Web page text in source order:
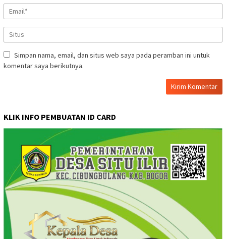
Simpan nama, email, dan situs web saya pada peramban ini untuk
komentar saya berikutnya.
KLIK INFO PEMBUATAN ID CARD